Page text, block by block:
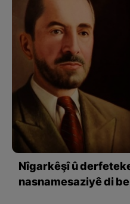
Nîgarkêşî û
nasnamesaziyê di